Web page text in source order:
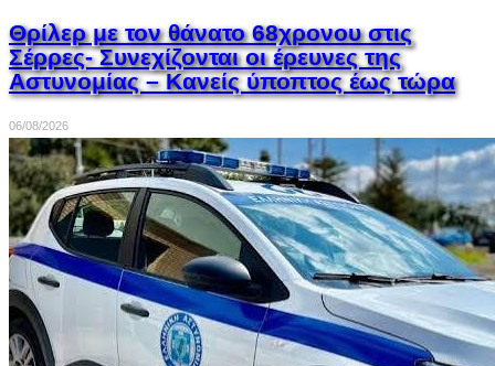
Θρίλερ με τον θάνατο 68χρονου στις
Σέρρες- Συνεχίζονται οι έρευνες της
Αστυνομίας – Κανείς ύποπτος έως τώρα
06/08/2026